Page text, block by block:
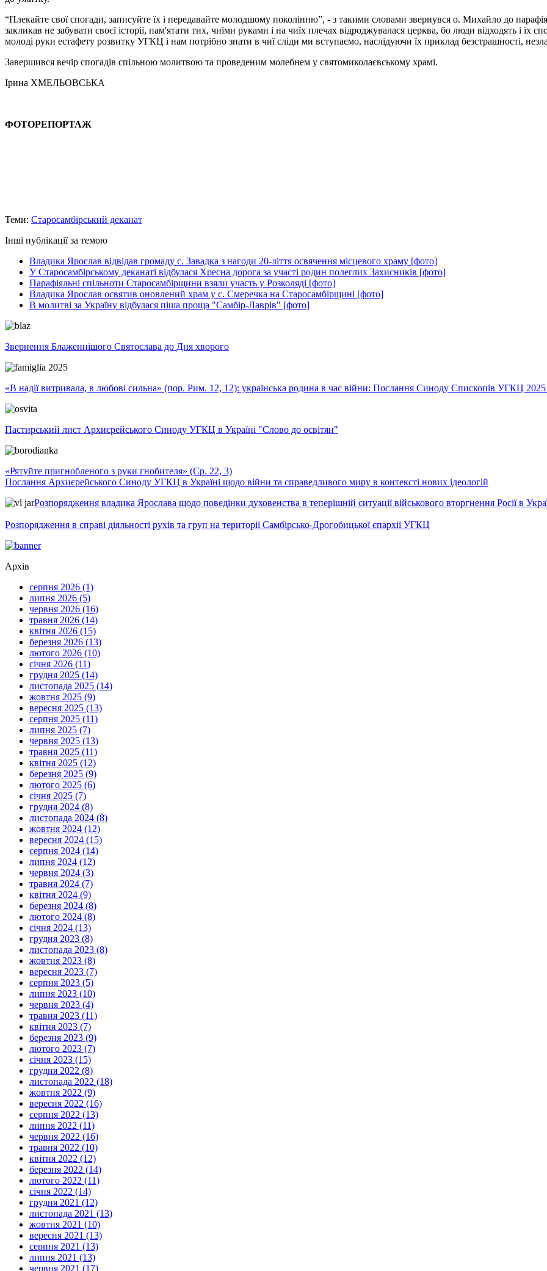
“Плекайте свої спогади, записуйте їх і передавайте молодшому поколінню”, - з такими словами звернувся о. Михайло до
закликав не забувати своєї історії, пам'ятати тих, чиїми руками і на чиїх плечах відроджувалася церква, бо люди відходять і їх
молоді руки естафету розвитку УГКЦ і нам потрібно знати в чиї сліди ми вступаємо, наслідуючи їх приклад безстрашності,
Завершився вечір спогадів спільною молитвою та проведеним молебнем у святомиколаєвському храмі.
Ірина ХМЕЛЬОВСЬКА
ФОТОРЕПОРТАЖ
Теми: Старосамбірський деканат
Інші публікації за темою
Владика Ярослав відвідав громаду с. Завадка з нагоди 20-ліття освячення місцевого храму [фото]
У Старосамбірському деканаті відбулася Хресна дорога за участі родин полеглих Захисників [фото]
Парафіяльні спільноти Старосамбірщини взяли участь у Розколяді [фото]
Владика Ярослав освятив оновлений храм у с. Смеречка на Старосамбірщині [фото]
В молитві за Україну відбулася піша проща "Самбір-Лаврів" [фото]
Звернення Блаженнішого Святослава до Дня хворого
«В надії витривала, в любові сильна» (пор. Рим. 12, 12): українська родина в час війни: Послання Синоду Єпископів УГКЦ
Пастирський лист Архиєрейського Синоду УГКЦ в Україні "Слово до освітян"
«Рятуйте пригнобленого з руки гнобителя» (Єр. 22, 3)
Послання Архиєрейського Синоду УГКЦ в Україні щодо війни та справедливого миру в контексті нових ідеологій
Розпорядження владика Ярослава щодо поведінки духовенства в теперішній ситуації військового вторгнення Росії в
Розпорядження в справі діяльності рухів та груп на території Самбірсько-Дрогобицької єпархії УГКЦ
Архів
серпня 2026 (1)
липня 2026 (5)
червня 2026 (16)
травня 2026 (14)
квітня 2026 (15)
березня 2026 (13)
лютого 2026 (10)
січня 2026 (11)
грудня 2025 (14)
листопада 2025 (14)
жовтня 2025 (9)
вересня 2025 (13)
серпня 2025 (11)
липня 2025 (7)
червня 2025 (13)
травня 2025 (11)
квітня 2025 (12)
березня 2025 (9)
лютого 2025 (6)
січня 2025 (7)
грудня 2024 (8)
листопада 2024 (8)
жовтня 2024 (12)
вересня 2024 (15)
серпня 2024 (14)
липня 2024 (12)
червня 2024 (3)
травня 2024 (7)
квітня 2024 (9)
березня 2024 (8)
лютого 2024 (8)
січня 2024 (13)
грудня 2023 (8)
листопада 2023 (8)
жовтня 2023 (8)
вересня 2023 (7)
серпня 2023 (5)
липня 2023 (10)
червня 2023 (4)
травня 2023 (11)
квітня 2023 (7)
березня 2023 (9)
лютого 2023 (7)
січня 2023 (15)
грудня 2022 (8)
листопада 2022 (18)
жовтня 2022 (9)
вересня 2022 (16)
серпня 2022 (13)
липня 2022 (11)
червня 2022 (16)
травня 2022 (10)
квітня 2022 (12)
березня 2022 (14)
лютого 2022 (11)
січня 2022 (14)
грудня 2021 (12)
листопада 2021 (13)
жовтня 2021 (10)
вересня 2021 (13)
серпня 2021 (13)
липня 2021 (13)
червня 2021 (17)